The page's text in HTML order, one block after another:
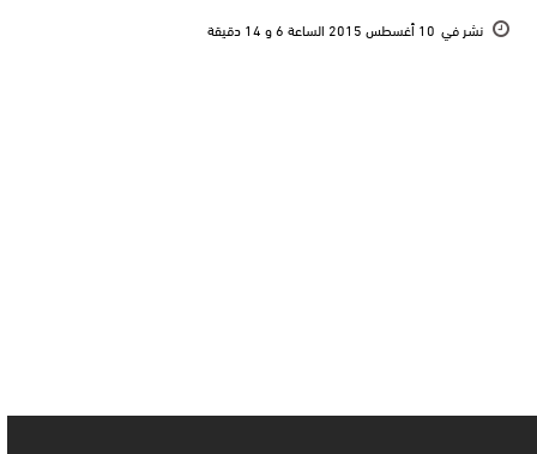
نشر في 10 أغسطس 2015 الساعة 6 و 14 دقيقة